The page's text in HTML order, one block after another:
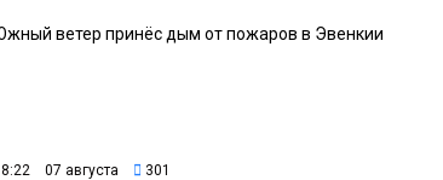
ветер принёс дым от пожаров в Эвенкии
07 августа 301